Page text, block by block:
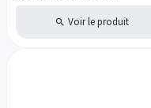
Voir le produit